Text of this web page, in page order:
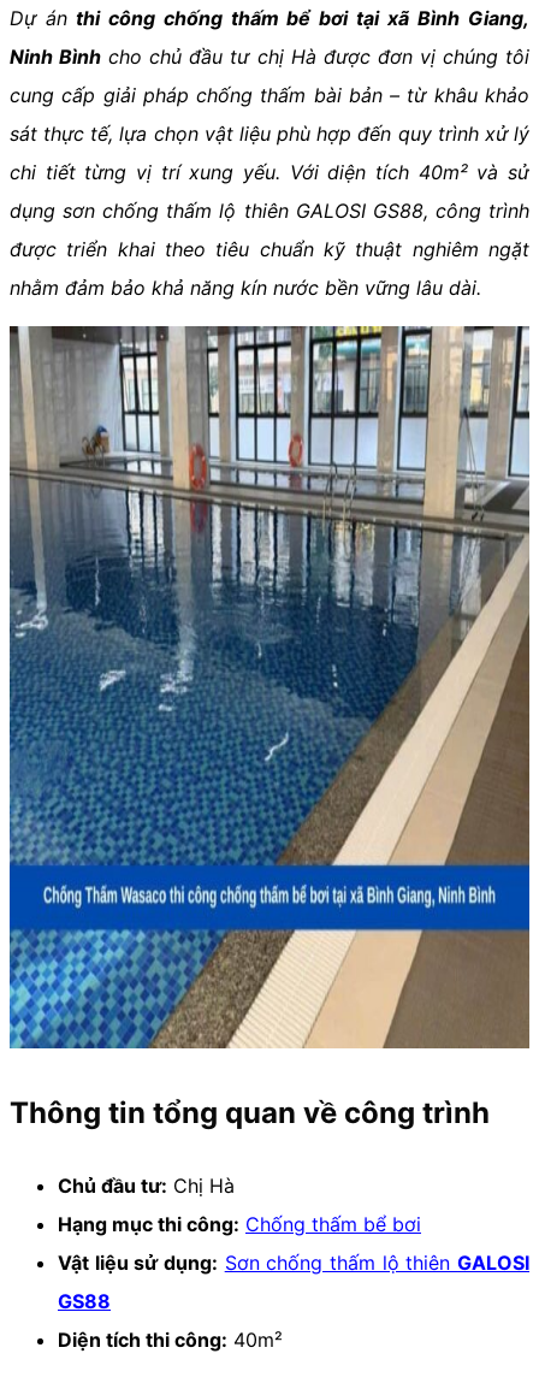
Dự ánthi công chống thấm bể bơi tại xã Bình Giang,
Ninh Bình cho chủ đầu tư chị Hà được đơn vị chúng tôi
cung cấp giải pháp chống thấm bài bản – từ khâu khảo
sát thực tế, lựa chọn vật liệu phù hợp đến quy trình xử lý
chi tiết từng vị trí xung yếu. Với diện tích 40m² và sử
dụng sơn chống thấm lộ thiên GALOSI GS88, công trình
được triển khai theo tiêu chuẩn kỹ thuật nghiêm ngặt
nhằm đảm bảo khả năng kín nước bền vững lâu dài.
Thông tin tổng quan về công trình
Chủ đầu tư: Chị Hà
Hạng mục thi công: Chống thấm bể bơi
Vật liệu sử dụng: Sơn chống thấm lộ thiênGALOSI
GS88
Diện tích thi công: 40m²